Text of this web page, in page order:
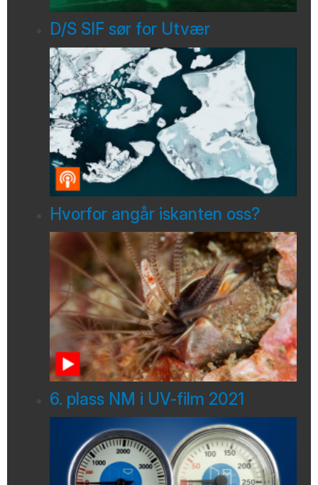
D/S SIF sør for Utvær
Hvorfor angår iskanten oss?
6. plass NM i UV-film 2021